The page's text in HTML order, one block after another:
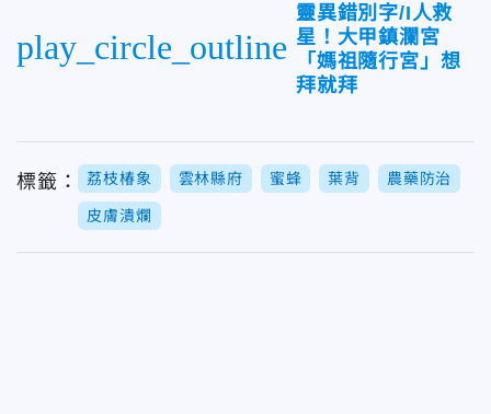
play_circle_outline
靈異錯別字/I人救
星！大甲鎮瀾宮
「媽祖隨行宮」想
拜就拜
標籤： 荔枝椿象 雲林縣府 蜜蜂 葉背 農藥防治
皮膚潰爛